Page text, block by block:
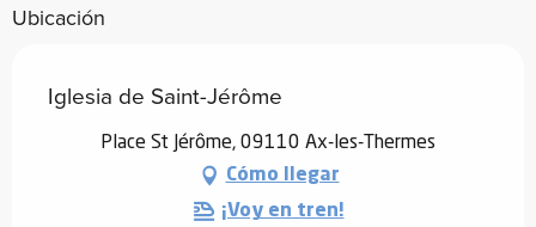
Ubicación
Iglesia de Saint-Jérôme
Place St Jérôme, 09110 Ax-les-Thermes
Cómo llegar
¡Voy en tren!